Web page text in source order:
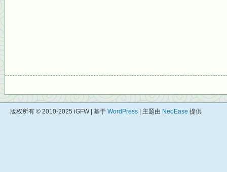
版权所有 © 2010-2025 iGFW | 基于 WordPress | 主题由 NeoEase 提供